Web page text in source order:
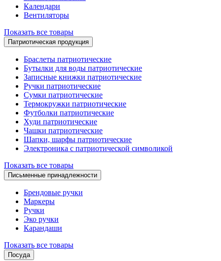
Календари
Вентиляторы
Показать все товары
Патриотическая продукция
Браслеты патриотические
Бутылки для воды патриотические
Записные книжки патриотические
Ручки патриотические
Сумки патриотические
Термокружки патриотические
Футболки патриотические
Худи патриотические
Чашки патриотические
Шапки, шарфы патриотические
Электроника с патриотической символикой
Показать все товары
Письменные принадлежности
Брендовые ручки
Маркеры
Ручки
Эко ручки
Карандаши
Показать все товары
Посуда